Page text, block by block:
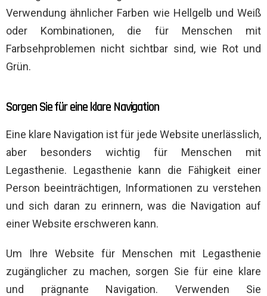
Verwendung ähnlicher Farben wie Hellgelb und Weiß
oder Kombinationen, die für Menschen mit
Farbsehproblemen nicht sichtbar sind, wie Rot und
Grün.
Sorgen Sie für eine klare Navigation
Eine klare Navigation ist für jede Website unerlässlich,
aber besonders wichtig für Menschen mit
Legasthenie. Legasthenie kann die Fähigkeit einer
Person beeinträchtigen, Informationen zu verstehen
und sich daran zu erinnern, was die Navigation auf
einer Website erschweren kann.
Um Ihre Website für Menschen mit Legasthenie
zugänglicher zu machen, sorgen Sie für eine klare
und prägnante Navigation. Verwenden Sie